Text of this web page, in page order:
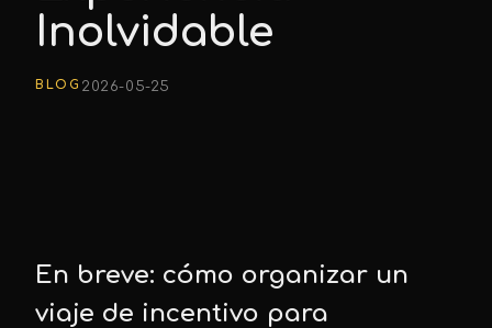
Inolvidable
BLOG 2026-05-25
En breve: cómo organizar un
viaje de incentivo para